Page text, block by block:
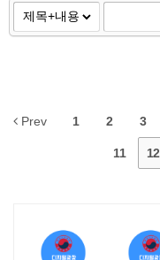
Prev 1 2 3
11 12